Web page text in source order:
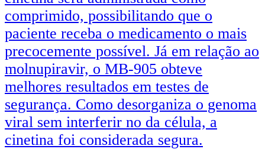
comprimido, possibilitando que o
paciente receba o medicamento o mais
precocemente possível. Já em relação ao
molnupiravir, o MB-905 obteve
melhores resultados em testes de
segurança. Como desorganiza o genoma
viral sem interferir no da célula, a
cinetina foi considerada segura.